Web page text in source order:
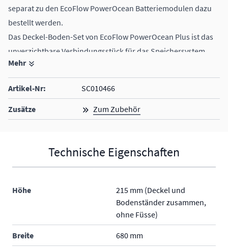
separat zu den EcoFlow PowerOcean Batteriemodulen dazu
bestellt werden.
Das Deckel-Boden-Set von EcoFlow PowerOcean Plus ist das
unverzichtbare Verbindungsstück für das Speichersystem.
ermöglicht eine einfach Verkabelung
hochwertige und stabile Bauweise, höchste
Sicherheitsstandards
auch erhältlich als Set mit Deckel und Wandhalterung
das Set muss passend zum Wechselrichter bestellt werden, es
für EcoFlow PowerOcean Plus
Mehr
Artikel-Nr: SC010466
Zusätze Zum Zubehör
Technische Eigenschaften
Höhe
215 mm (Deckel und
Bodenständer zusammen,
ohne Füsse)
Breite 680 mm